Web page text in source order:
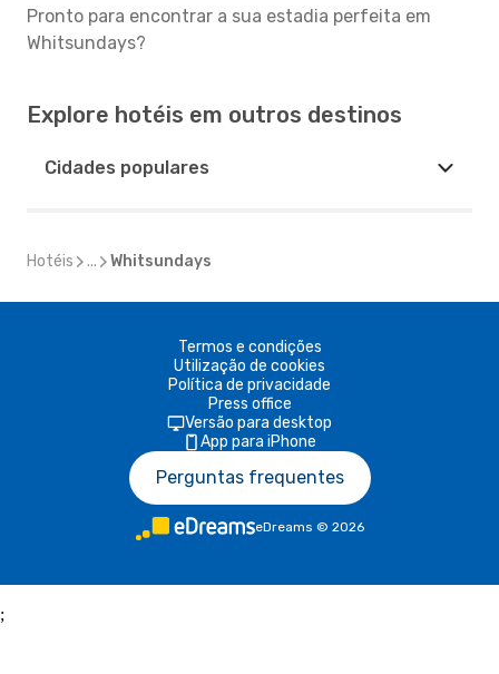
Pronto para encontrar a sua estadia perfeita em
Whitsundays?
Explore hotéis em outros destinos
Cidades populares
Hotéis ... Whitsundays
Termos e condições
Utilização de cookies
Política de privacidade
Press office
Versão para desktop
App para iPhone
Perguntas frequentes
eDreams © 2026
;